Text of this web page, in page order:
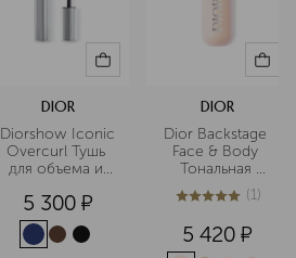
DIOR
Diorshow Iconic
Overcurl Тушь
для объема и
ресниц
5 300 ¤
DIOR
Dior Backstage
Face & Body
Тональная
основа для
лица и тела
5из 51 (1)
5 420 ¤